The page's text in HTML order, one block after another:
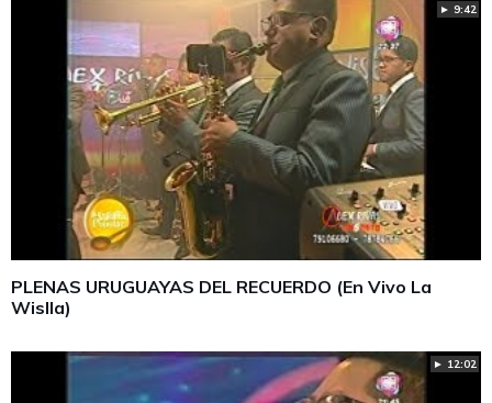
► 9:42
PLENAS URUGUAYAS DEL RECUERDO (En Vivo La
Wislla)
► 12:02